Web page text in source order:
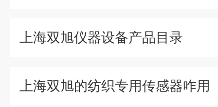
上海双旭仪器设备产品目录
上海双旭的纺织专用传感器咋用